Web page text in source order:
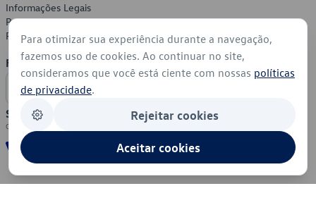
Informações Legais
Política de Privacidade
Política de Cookies
Formas de Pagamento
Segurança
Para otimizar sua experiência durante a navegação,
fazemos uso de cookies. Ao continuar no site,
consideramos que você está ciente com nossas políticas
de privacidade.
Rejeitar cookies
Aceitar cookies